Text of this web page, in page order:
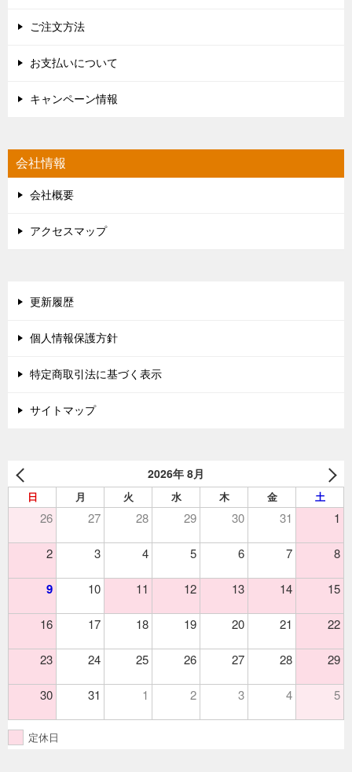
ご注文方法
お支払いについて
キャンペーン情報
会社情報
会社概要
アクセスマップ
更新履歴
個人情報保護方針
特定商取引法に基づく表示
サイトマップ
2026年 8月
日 月 火 水 木 金 土
26 27 28 29 30 31 1
2 3 4 5 6 7 8
9 10 11 12 13 14 15
16 17 18 19 20 21 22
23 24 25 26 27 28 29
30 31 1 2 3 4 5
定休日